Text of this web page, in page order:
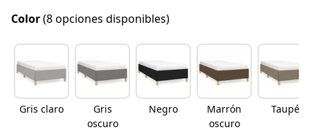
Color(8 opciones disponibles)
Gris claro
Gris
oscuro
Negro
Marrón
oscuro
Taupé